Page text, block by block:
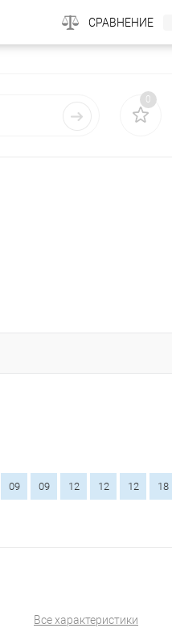
0
09 09 12 12 12 18
Все характеристики
СРАВНЕНИЕ